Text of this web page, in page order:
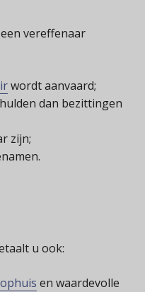
vereffenaar
wordt aanvaard;
dan bezittingen
zijn;
u ook:
en waardevolle